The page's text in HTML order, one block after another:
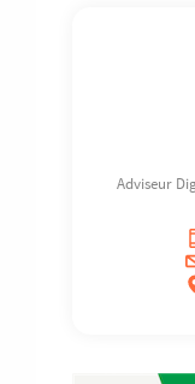
Adviseur